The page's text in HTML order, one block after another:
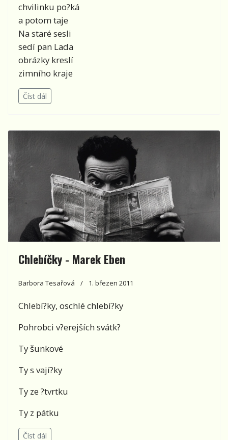
chvilinku po?ká
a potom taje
Na staré sesli
sedí pan Lada
obrázky kreslí
zimního kraje
Číst dál
Chlebíčky - Marek Eben
Barbora Tesařová 1. březen 2011
Chlebí?ky, oschlé chlebí?ky
Pohrobci v?erejších svátk?
Ty šunkové
Ty s vají?ky
Ty ze ?tvrtku
Ty z pátku
Číst dál